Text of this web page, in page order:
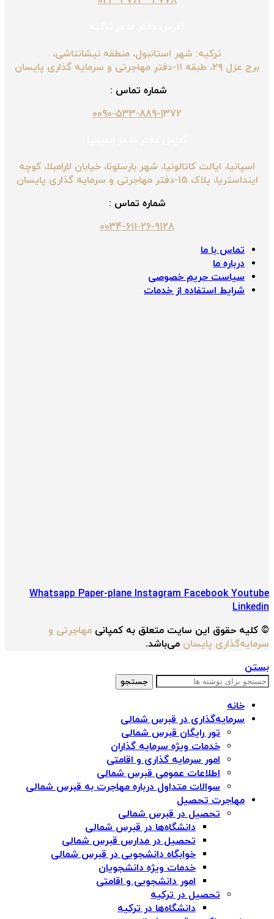
ترکیه: شهر استانبول، منطقه نیشانتاشی،
برج عزل ۲۹، طبقه ۱۱-دفتر مهاجرتی و سرمایه گذاری پایسان
شماره تماس :
0090-533-889-1372
اسپانیا، ایالت کاتالونیا، شهر بارسلونا، خیابان لارامبلا، کوچه
اینداستریا، پلاک 15-دفتر مهاجرتی و سرمایه گذاری پایسان
شماره تماس :
0034-611-26-9128
تماس با ما
درباره ما
سیاست حریم خصوصی
شرایط استفاده از خدمات
Whatsapp Paper-plane Instagram Facebook Youtube
Linkedin
© کلیه حقوق این سایت متعلق به کمپانی مهاجرتی و
سرمایه‌گذاری پایسان می‌باشد.
بستن
جستجو
خانه
سرمایه‌گذاری در قبرس شمالی
تور رایگان قبرس شمالی
خدمات ویژه سرمایه گذاران
امور سرمایه گذاری و اقامتی
اطلاعات عمومی قبرس شمالی
سوالات متداول درباره مهاجرت به قبرس شمالی
مهاجرت تحصیل
تحصیل در قبرس شمالی
دانشگاه‌ها در قبرس شمالی
تحصیل در مدارس قبرس شمالی
خوابگاه دانشجویی در قبرس شمالی
خدمات ویژه دانشجویان
امور دانشجویی و اقامتی
تحصیل در ترکیه
دانشگاه‌ها در ترکیه